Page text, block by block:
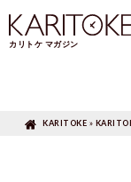
カリトケ マガジン
KARITOKEマガジン » ブ
KARITOKE »